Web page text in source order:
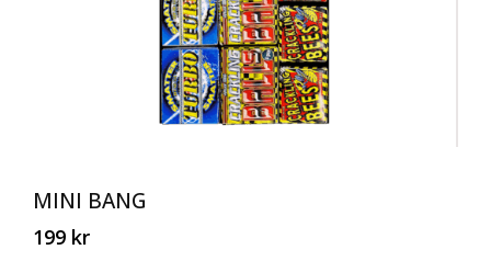
MINI BANG
199 kr